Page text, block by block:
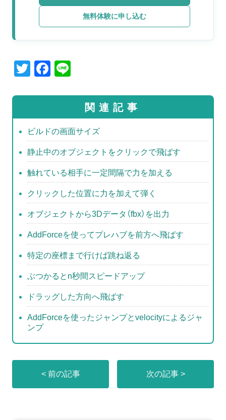
無料体験に申し込む
T
tt
er
F
c
e
b
o
o
k
e 関連記事
ビルドの画面サイズ
静止中のオブジェクトをクリックで飛ばす
触れている相手に一定間隔で力を加える
クリックした位置に力を加えて弾く
オブジェクトから3Dデータ（fbx）を出力
AddForceを使ってプレハブを前方へ飛ばす
特定の座標まで行けば跳ね返る
ぶつかるとn秒間スピードアップ
ドラッグした方向へ飛ばす
AddForceを使ったジャンプとvelocityによるジャ
ンプ
< 前の記事 次の記事 >